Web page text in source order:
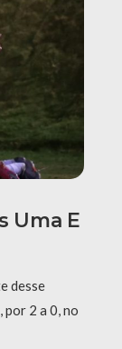
Uma E
desse
2 a 0, no